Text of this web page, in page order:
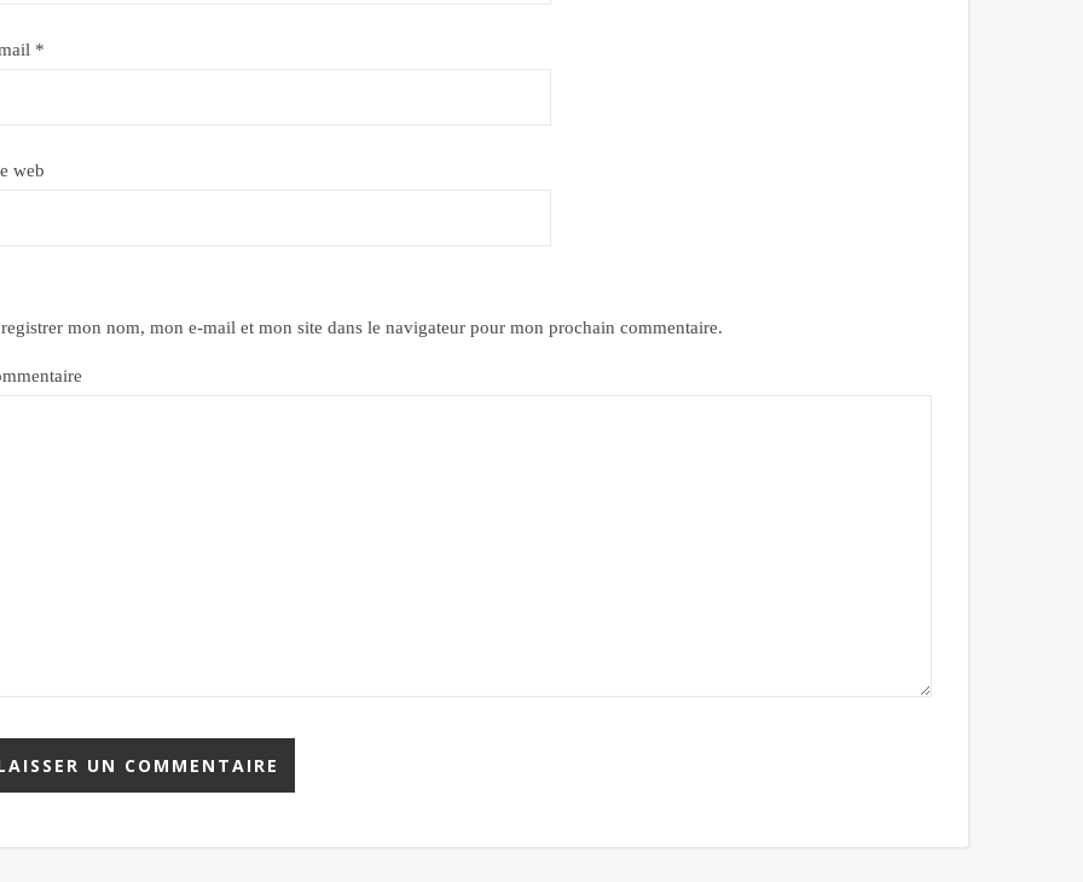
*
web
mon nom, mon e-mail et mon site dans le navigateur pour mon prochain commentaire.